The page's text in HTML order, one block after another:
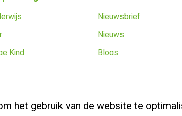
Kind
Nieuwsbrief
Nieuws
Blogs
het gebruik van de website te